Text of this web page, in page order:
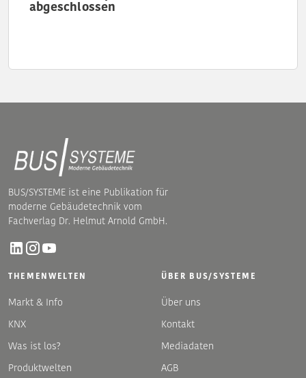
abgeschlossen
BUS/SYSTEME ist eine Publikation für
moderne Gebäudetechnik vom
Fachverlag Dr. Helmut Arnold GmbH.
THEMENWELTEN
Markt & Info
KNX
Was ist los?
Produktwelten
ÜBER BUS/SYSTEME
Über uns
Kontakt
Mediadaten
AGB